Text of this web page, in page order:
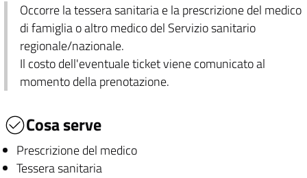
Occorre la tessera sanitaria e la prescrizione del medico
di famiglia o altro medico del Servizio sanitario
regionale/nazionale.
Il costo dell'eventuale ticket viene comunicato al
momento della prenotazione.
Cosa serve
Prescrizione del medico
Tessera sanitaria